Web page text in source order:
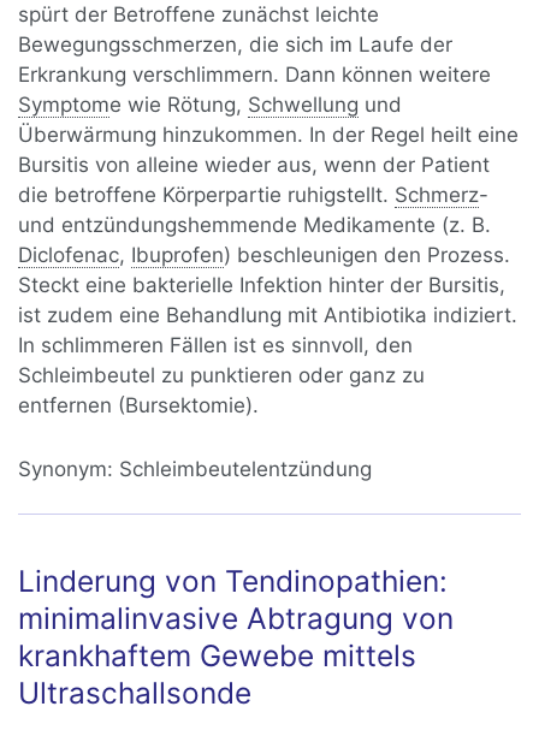
spürt der Betroffene zunächst leichte
Bewegungsschmerzen, die sich im Laufe der
Erkrankung verschlimmern. Dann können weitere
Symptome wie Rötung, Schwellung und
Überwärmung hinzukommen. In der Regel heilt eine
Bursitis von alleine wieder aus, wenn der Patient
die betroffene Körperpartie ruhigstellt. Schmerz-
und entzündungshemmende Medikamente (z. B.
Diclofenac, Ibuprofen) beschleunigen den Prozess.
Steckt eine bakterielle Infektion hinter der Bursitis,
ist zudem eine Behandlung mit Antibiotika indiziert.
In schlimmeren Fällen ist es sinnvoll, den
Schleimbeutel zu punktieren oder ganz zu
entfernen (Bursektomie).
Synonym: Schleimbeutelentzündung
Linderung von Tendinopathien:
minimalinvasive Abtragung von
krankhaftem Gewebe mittels
Ultraschallsonde